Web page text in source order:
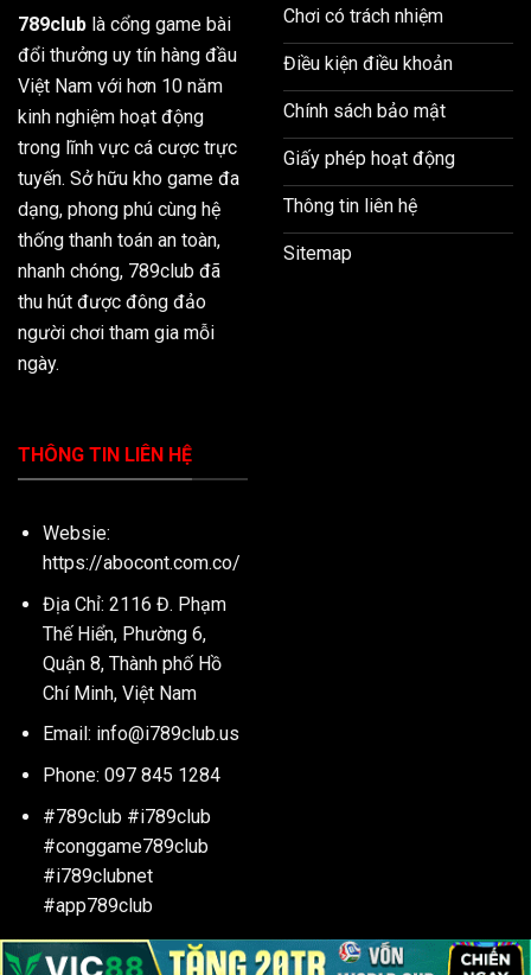
789club là cổng game bài
đổi thưởng uy tín hàng đầu
Việt Nam với hơn 10 năm
kinh nghiệm hoạt động
trong lĩnh vực cá cược trực
tuyến. Sở hữu kho game đa
dạng, phong phú cùng hệ
thống thanh toán an toàn,
nhanh chóng, 789club đã
thu hút được đông đảo
người chơi tham gia mỗi
ngày.
Chơi có trách nhiệm
Điều kiện điều khoản
Chính sách bảo mật
Giấy phép hoạt động
Thông tin liên hệ
Sitemap
THÔNG TIN LIÊN HỆ
Websie:
https://abocont.com.co/
Địa Chỉ: 2116 Đ. Phạm
Thế Hiển, Phường 6,
Quận 8, Thành phố Hồ
Chí Minh, Việt Nam
Email: info@i789club.us
Phone: 097 845 1284
#789club #i789club
#conggame789club
#i789clubnet
#app789club